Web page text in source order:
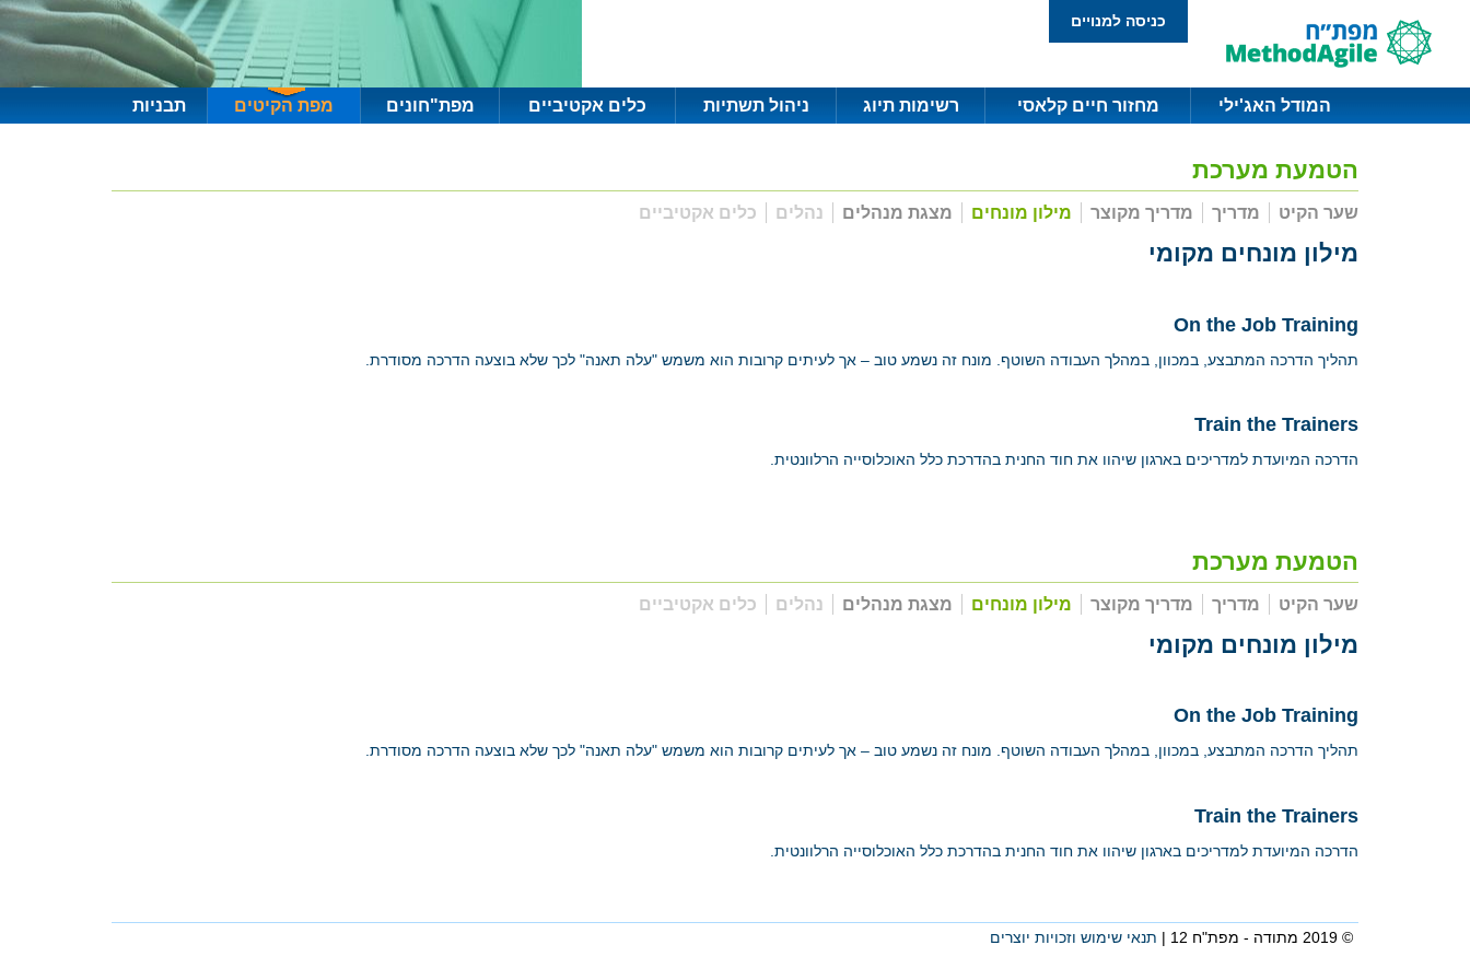
כניסה למנויים
המודל האג'ילי מחזור חיים קלאסי רשימות תיוג ניהול תשתיות כלים אקטיביים מפת"חונים מפת הקיטים תבניות
הטמעת מערכת
שער הקיט מדריך מדריך מקוצר מילון מונחים מצגת מנהלים נהלים כלים אקטיביים
מילון מונחים מקומי
On the Job Training
תהליך הדרכה המתבצע, במכוון, במהלך העבודה השוטף. מונח זה נשמע טוב – אך לעיתים קרובות הוא משמש "עלה תאנה" לכך שלא בוצעה הדרכה מסודרת.
Train the Trainers
הדרכה המיועדת למדריכים בארגון שיהוו את חוד החנית בהדרכת כלל האוכלוסייה הרלוונטית.
הטמעת מערכת
שער הקיט מדריך מדריך מקוצר מילון מונחים מצגת מנהלים נהלים כלים אקטיביים
מילון מונחים מקומי
On the Job Training
תהליך הדרכה המתבצע, במכוון, במהלך העבודה השוטף. מונח זה נשמע טוב – אך לעיתים קרובות הוא משמש "עלה תאנה" לכך שלא בוצעה הדרכה מסודרת.
Train the Trainers
הדרכה המיועדת למדריכים בארגון שיהוו את חוד החנית בהדרכת כלל האוכלוסייה הרלוונטית.
© 2019 מתודה - מפת"ח 12 | תנאי שימוש וזכויות יוצרים